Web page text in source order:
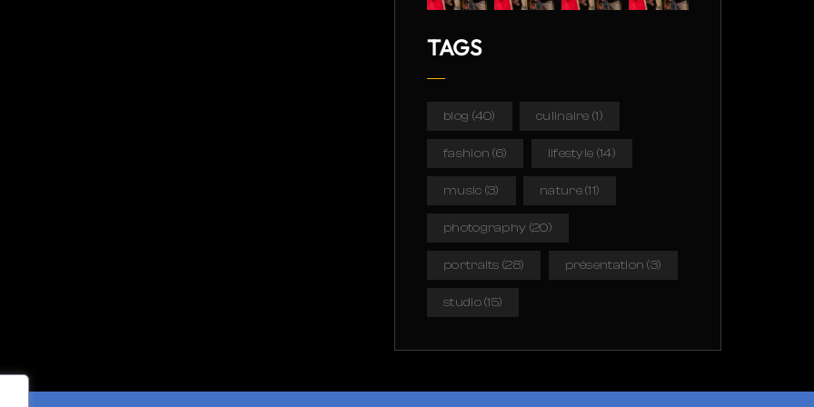
TAGS
blog (40) culinaire (1)
fashion (6) lifestyle (14)
music (3) nature(11)
photography (20)
portraits (28) présentation (3)
studio(15)